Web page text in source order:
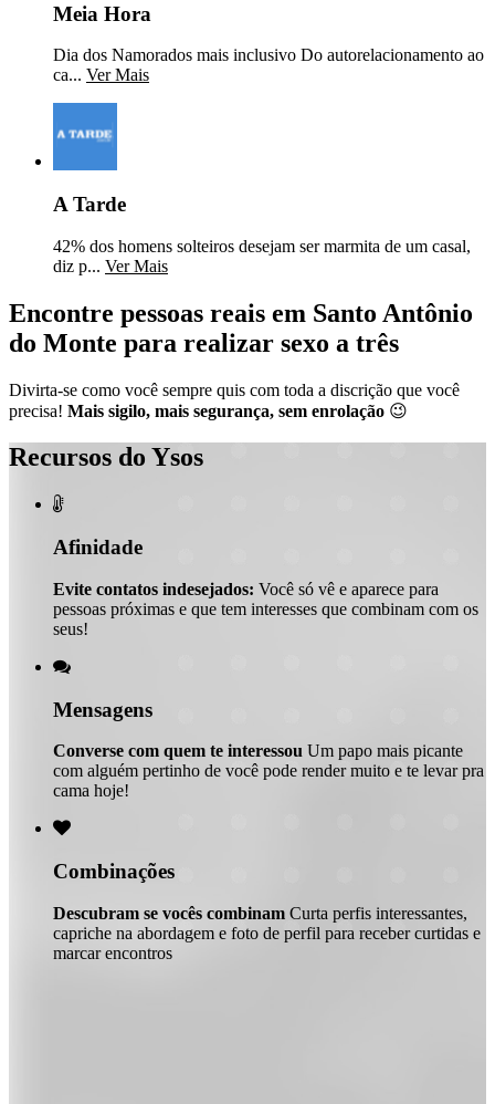
Meia Hora
Dia dos Namorados mais inclusivo Do autorelacionamento ao
ca... Ver Mais
A Tarde
42% dos homens solteiros desejam ser marmita de um casal,
diz p... Ver Mais
Encontre pessoas reais em Santo Antônio
do Monte para realizar sexo a três
Divirta-se como você sempre quis com toda a discrição que você
precisa! Mais sigilo, mais segurança, sem enrolação 😉
Recursos do Ysos

Afinidade
Evite contatos indesejados: Você só vê e aparece para
pessoas próximas e que tem interesses que combinam com os
seus!

Mensagens
Converse com quem te interessou Um papo mais picante
com alguém pertinho de você pode render muito e te levar pra
cama hoje!

Combinações
Descubram se vocês combinam Curta perfis interessantes,
capriche na abordagem e foto de perfil para receber curtidas e
marcar encontros